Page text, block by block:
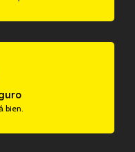
bien.